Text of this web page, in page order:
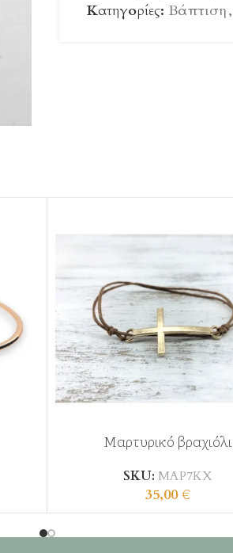
Κατηγορίες: Βάπτιση,
Μαρτυρικό βραχιόλι
SKU: ΜΑΡ7ΚΧ
35,00€